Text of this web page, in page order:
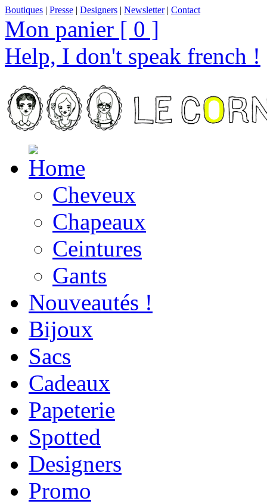
Boutiques | Presse | Designers | Newsletter| Contact
Mon panier [ 0 ]
Help, I don't speak french !
Cheveux
Chapeaux
Ceintures
Gants
Nouveautés !
Bijoux
Sacs
Cadeaux
Papeterie
Spotted
Designers
Promo